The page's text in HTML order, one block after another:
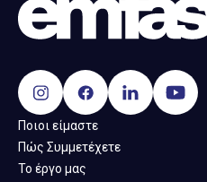
Ποιοι είμαστε
Πώς Συμμετέχετε
Το έργο μας